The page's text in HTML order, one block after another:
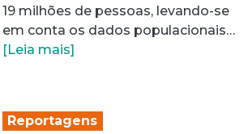
19 milhões de pessoas, levando-se
em conta os dados populacionais…
[Leia mais]
Reportagens